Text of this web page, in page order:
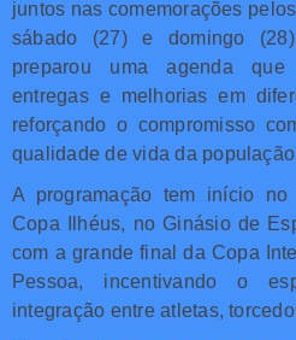
juntos nas comemorações
sábado (27) e domingo
preparou uma agenda que
entregas e melhorias em
reforçando o compromisso
qualidade de vida da
A programação tem início
Copa Ilhéus, no Ginásio de
com a grande final da Copa
Pessoa, incentivando o
integração entre atletas,